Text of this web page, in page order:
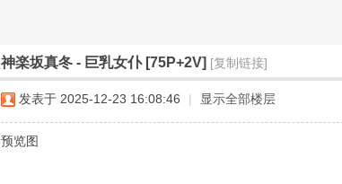
›
神楽坂真冬 - 巨乳女仆 [75P+2V] [复制链接]
发表于 2025-12-23 16:08:46 | 显示全部楼层
预览图